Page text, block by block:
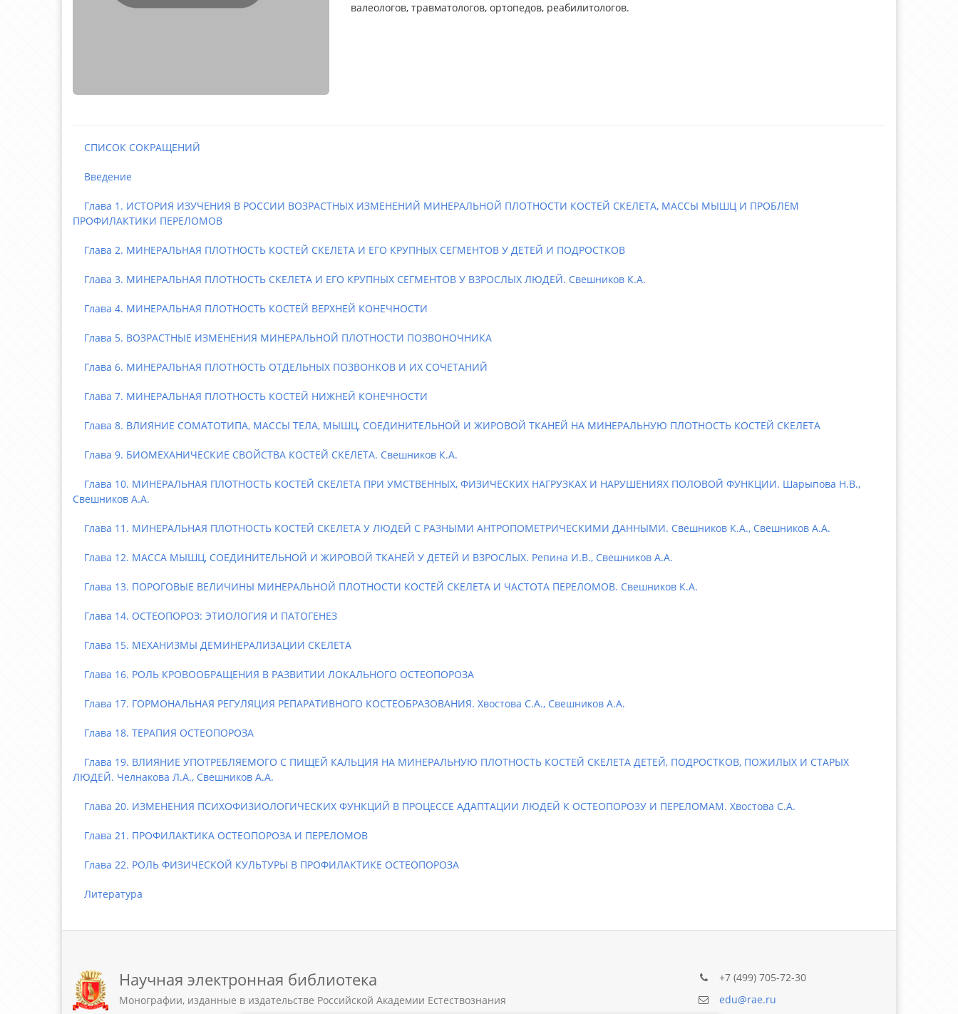
валеологов, травматологов, ортопедов, реабилитологов.
СПИСОК СОКРАЩЕНИЙ
Введение
Глава 1. ИСТОРИЯ ИЗУЧЕНИЯ В РОССИИ ВОЗРАСТНЫХ ИЗМЕНЕНИЙ МИНЕРАЛЬНОЙ ПЛОТНОСТИ КОСТЕЙ СКЕЛЕТА, МАССЫ МЫШЦ И ПРОБЛЕМ
ПРОФИЛАКТИКИ ПЕРЕЛОМОВ
Глава 2. МИНЕРАЛЬНАЯ ПЛОТНОСТЬ КОСТЕЙ СКЕЛЕТА И ЕГО КРУПНЫХ СЕГМЕНТОВ У ДЕТЕЙ И ПОДРОСТКОВ
Глава 3. МИНЕРАЛЬНАЯ ПЛОТНОСТЬ СКЕЛЕТА И ЕГО КРУПНЫХ СЕГМЕНТОВ У ВЗРОСЛЫХ ЛЮДЕЙ. Свешников К.А.
Глава 4. МИНЕРАЛЬНАЯ ПЛОТНОСТЬ КОСТЕЙ ВЕРХНЕЙ КОНЕЧНОСТИ
Глава 5. ВОЗРАСТНЫЕ ИЗМЕНЕНИЯ МИНЕРАЛЬНОЙ ПЛОТНОСТИ ПОЗВОНОЧНИКА
Глава 6. МИНЕРАЛЬНАЯ ПЛОТНОСТЬ ОТДЕЛЬНЫХ ПОЗВОНКОВ И ИХ СОЧЕТАНИЙ
Глава 7. МИНЕРАЛЬНАЯ ПЛОТНОСТЬ КОСТЕЙ НИЖНЕЙ КОНЕЧНОСТИ
Глава 8. ВЛИЯНИЕ СОМАТОТИПА, МАССЫ ТЕЛА, МЫШЦ, СОЕДИНИТЕЛЬНОЙ И ЖИРОВОЙ ТКАНЕЙ НА МИНЕРАЛЬНУЮ ПЛОТНОСТЬ КОСТЕЙ СКЕЛЕТА
Глава 9. БИОМЕХАНИЧЕСКИЕ СВОЙСТВА КОСТЕЙ СКЕЛЕТА. Свешников К.А.
Глава 10. МИНЕРАЛЬНАЯ ПЛОТНОСТЬ КОСТЕЙ СКЕЛЕТА ПРИ УМСТВЕННЫХ, ФИЗИЧЕСКИХ НАГРУЗКАХ И НАРУШЕНИЯХ ПОЛОВОЙ ФУНКЦИИ. Шарыпова Н.В.,
Свешников А.А.
Глава 11. МИНЕРАЛЬНАЯ ПЛОТНОСТЬ КОСТЕЙ СКЕЛЕТА У ЛЮДЕЙ С РАЗНЫМИ АНТРОПОМЕТРИЧЕСКИМИ ДАННЫМИ. Свешников К.А., Свешников А.А.
Глава 12. МАССА МЫШЦ, СОЕДИНИТЕЛЬНОЙ И ЖИРОВОЙ ТКАНЕЙ У ДЕТЕЙ И ВЗРОСЛЫХ. Репина И.В., Свешников А.А.
Глава 13. ПОРОГОВЫЕ ВЕЛИЧИНЫ МИНЕРАЛЬНОЙ ПЛОТНОСТИ КОСТЕЙ СКЕЛЕТА И ЧАСТОТА ПЕРЕЛОМОВ. Свешников К.А.
Глава 14. ОСТЕОПОРОЗ: ЭТИОЛОГИЯ И ПАТОГЕНЕЗ
Глава 15. МЕХАНИЗМЫ ДЕМИНЕРАЛИЗАЦИИ СКЕЛЕТА
Глава 16. РОЛЬ КРОВООБРАЩЕНИЯ В РАЗВИТИИ ЛОКАЛЬНОГО ОСТЕОПОРОЗА
Глава 17. ГОРМОНАЛЬНАЯ РЕГУЛЯЦИЯ РЕПАРАТИВНОГО КОСТЕОБРАЗОВАНИЯ. Хвостова С.А., Свешников А.А.
Глава 18. ТЕРАПИЯ ОСТЕОПОРОЗА
Глава 19. ВЛИЯНИЕ УПОТРЕБЛЯЕМОГО С ПИЩЕЙ КАЛЬЦИЯ НА МИНЕРАЛЬНУЮ ПЛОТНОСТЬ КОСТЕЙ СКЕЛЕТА ДЕТЕЙ, ПОДРОСТКОВ, ПОЖИЛЫХ И СТАРЫХ
ЛЮДЕЙ. Челнакова Л.А., Свешников А.А.
Глава 20. ИЗМЕНЕНИЯ ПСИХОФИЗИОЛОГИЧЕСКИХ ФУНКЦИЙ В ПРОЦЕССЕ АДАПТАЦИИ ЛЮДЕЙ К ОСТЕОПОРОЗУ И ПЕРЕЛОМАМ. Хвостова С.А.
Глава 21. ПРОФИЛАКТИКА ОСТЕОПОРОЗА И ПЕРЕЛОМОВ
Глава 22. РОЛЬ ФИЗИЧЕСКОЙ КУЛЬТУРЫ В ПРОФИЛАКТИКЕ ОСТЕОПОРОЗА
Литература
Научная электронная библиотека
Монографии, изданные в издательстве Российской Академии Естествознания
+7 (499) 705-72-30
edu@rae.ru